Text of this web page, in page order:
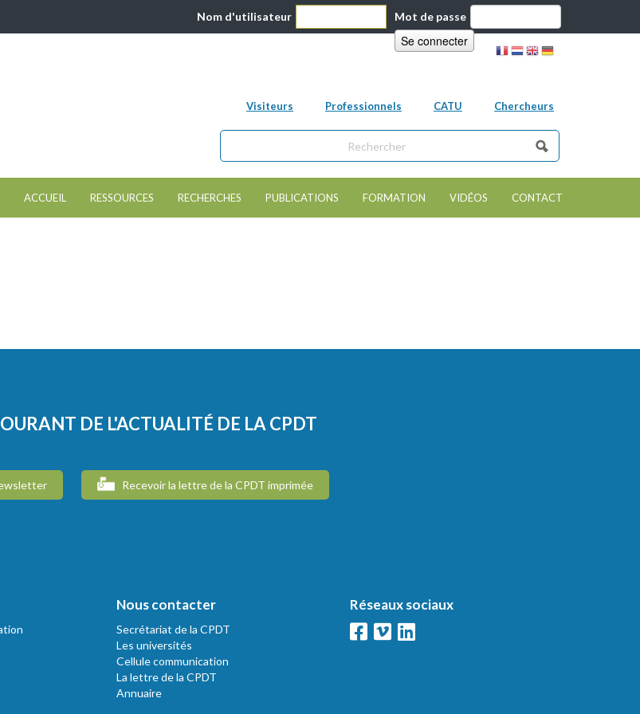
Nom d'utilisateur Mot de passe
Visiteurs Professionnels CATU Chercheurs
Formulaire de recherche
Chercher dans ce site
ACCUEIL RESSOURCES RECHERCHES PUBLICATIONS FORMATION VIDÉOS CONTACT
DE L'ACTUALITÉ DE LA CPDT
Recevoir la lettre de la CPDT imprimée
Nous contacter
Secrétariat de la CPDT
Les universités
Cellule communication
La lettre de la CPDT
Annuaire
Réseaux sociaux